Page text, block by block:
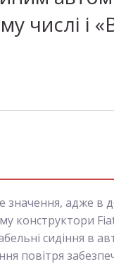
числі і
адже в
конструктори
сидіння в
повітря